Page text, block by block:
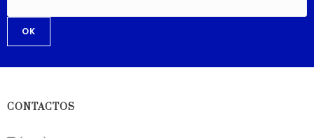
OK
CONTACTOS